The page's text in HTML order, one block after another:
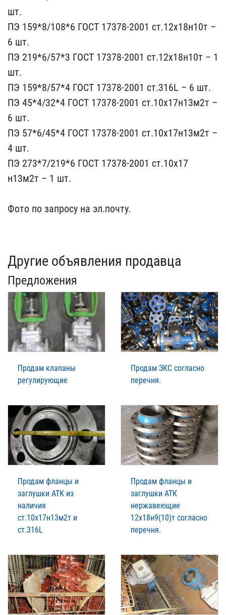
шт.
ПЭ 1​59*8/108*6 ГОСТ 17378-20​01 ст.12х18н10т –
6 шт.
​ПЭ 219*6/57*3 ГОСТ 17378​-2001 ст.12х18н10т – 1
ш​т.
ПЭ 159*8/57*4 ГОСТ 17​378-2001 ст.316L – 6 шт.​
ПЭ 45*4/32*4 ГОСТ 17378​-2001 ст.10х17н13м2т –
6​ шт.
ПЭ 57*6/45*4 ГОСТ 1​7378-2001 ст.10х17н13м2т​ –
4 шт.
ПЭ 273*7/219*6 ​ГОСТ 17378-2001 ст.10х17​
н13м2т – 1 шт.
Фото по ​запросу на эл.почту.
Другие объявления продавца
Предложения
Продам клапаны
регулирующие
Продам ЗКС согласно
перечня.
Продам фланцы и
заглушки АТК из
наличия
ст.10х17н13м2т и
ст.316L
Продам фланцы и
заглушки АТК
нержавеющие
12х18н9(10)т согласно
перечня.